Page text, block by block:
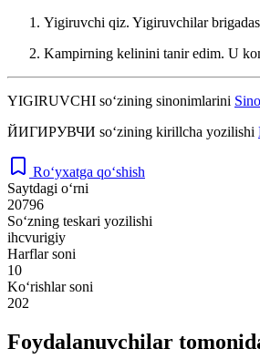
Yigiruvchi qiz. Yigiruvchilar
Kampirning kelinini tanir edim. U
YIGIRUVCHI so‘zining sinonimlarini
ЙИГИРУВЧИ so‘zining kirillcha yozilishi
Ro‘yxatga qo‘shish
Saytdagi o‘rni
20796
So‘zning teskari yozilishi
ihcvurigiy
Harflar soni
10
Ko‘rishlar soni
202
Foydalanuvchilar